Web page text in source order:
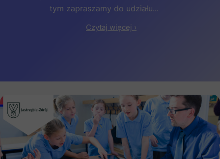
tym zapraszamy do udziału...
Czytaj więcej ›